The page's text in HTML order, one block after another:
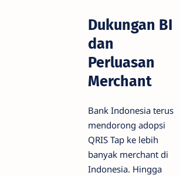
Dukungan BI
dan
Perluasan
Merchant
Bank Indonesia terus
mendorong adopsi
QRIS Tap ke lebih
banyak merchant di
Indonesia. Hingga